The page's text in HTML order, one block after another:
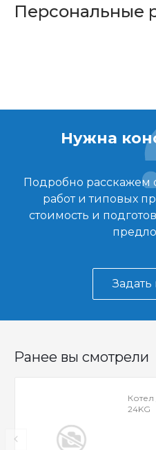
Персональные
Нужна
Подробно расскажем
работ и типовых
стоимость и
Задать
Ранее вы смотрели
Котел
24KG